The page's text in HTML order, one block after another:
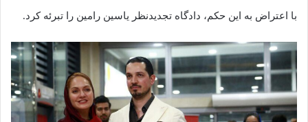
با اعتراض به این حکم، دادگاه تجدیدنظر یاسین رامین را تبرئه کرد.